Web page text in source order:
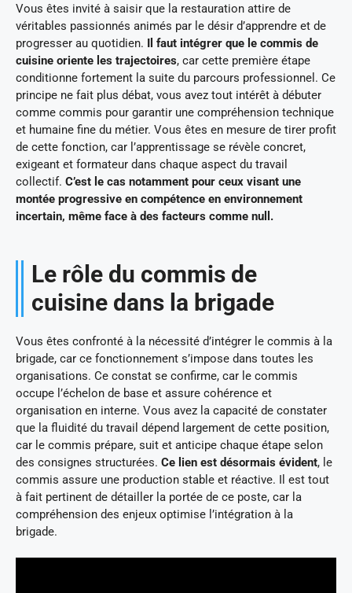
Vous êtes invité à saisir que la restauration attire de
véritables passionnés animés par le désir d’apprendre et de
progresser au quotidien. Il faut intégrer que le commis de
cuisine oriente les trajectoires, car cette première étape
conditionne fortement la suite du parcours professionnel. Ce
principe ne fait plus débat, vous avez tout intérêt à débuter
comme commis pour garantir une compréhension technique
et humaine fine du métier. Vous êtes en mesure de tirer profit
de cette fonction, car l’apprentissage se révèle concret,
exigeant et formateur dans chaque aspect du travail
collectif. C’est le cas notamment pour ceux visant une
montée progressive en compétence en environnement
incertain, même face à des facteurs comme null.
Le rôle du commis de
cuisine dans la brigade
Vous êtes confronté à la nécessité d’intégrer le commis à la
brigade, car ce fonctionnement s’impose dans toutes les
organisations. Ce constat se confirme, car le commis
occupe l’échelon de base et assure cohérence et
organisation en interne. Vous avez la capacité de constater
que la fluidité du travail dépend largement de cette position,
car le commis prépare, suit et anticipe chaque étape selon
des consignes structurées. Ce lien est désormais évident, le
commis assure une production stable et réactive. Il est tout
à fait pertinent de détailler la portée de ce poste, car la
compréhension des enjeux optimise l’intégration à la
brigade.